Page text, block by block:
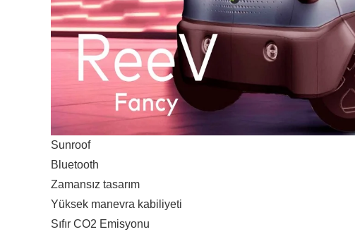
Sunroof
Bluetooth
Zamansız tasarım
Yüksek manevra kabiliyeti
Sıfır CO2 Emisyonu